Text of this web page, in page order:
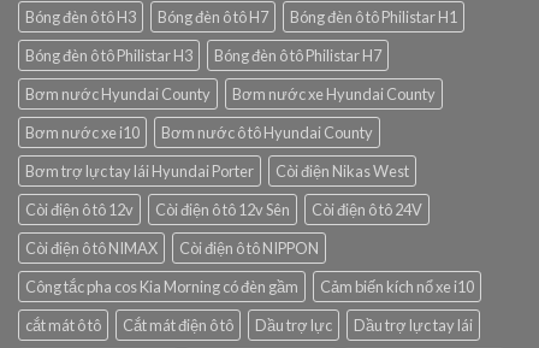
Bóng đèn ô tô H3
Bóng đèn ô tô H7
Bóng đèn ô tô Philistar H1
Bóng đèn ô tô Philistar H3
Bóng đèn ô tô Philistar H7
Bơm nước Hyundai County
Bơm nước xe Hyundai County
Bơm nước xe i10
Bơm nước ô tô Hyundai County
Bơm trợ lực tay lái Hyundai Porter
Còi điện Nikas West
Còi điện ô tô 12v
Còi điện ô tô 12v Sên
Còi điện ô tô 24V
Còi điện ô tô NIMAX
Còi điện ô tô NIPPON
Công tắc pha cos Kia Morning có đèn gầm
Cảm biến kích nổ xe i10
cắt mát ô tô
Cắt mát điện ô tô Dầu trợ lực
Dầu trợ lực tay lái